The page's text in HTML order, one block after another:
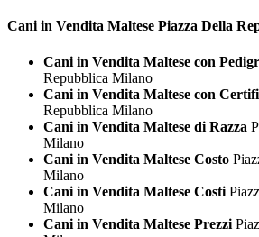
Cani in Vendita Maltese Piazza Della
Cani in Vendita Maltese con
Repubblica Milano
Cani in Vendita Maltese con
Repubblica Milano
Cani in Vendita Maltese di Razza
Milano
Cani in Vendita Maltese Costo
Milano
Cani in Vendita Maltese Costi
Milano
Cani in Vendita Maltese Prezzi